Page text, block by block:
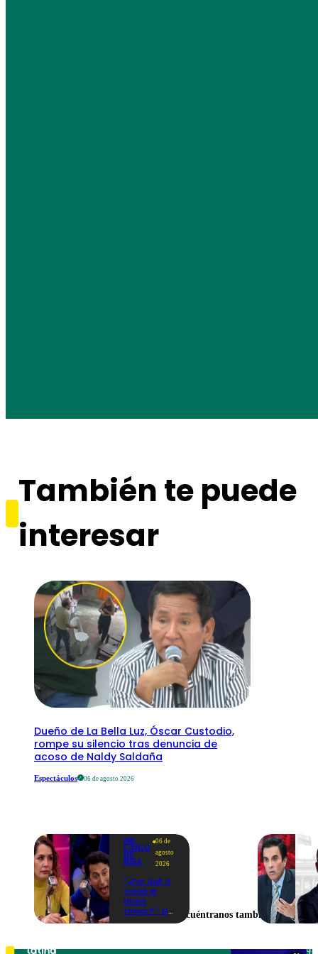
También te puede
interesar
Dueño de La Bella Luz, Óscar Custodio,
rompe su silencio tras denuncia de
acoso de Naldy Saldaña
Espectáculos 06 de agosto 2026
ME
CAIGO
DE
RISA
06 de
agosto
2026
"¿Por qué a
Yiddá le
dicen
tango?": El
reaccionar
Encuéntranos también en
Teléfono: 219